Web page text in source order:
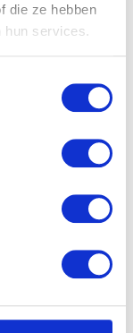
die ze hebben
hun services.